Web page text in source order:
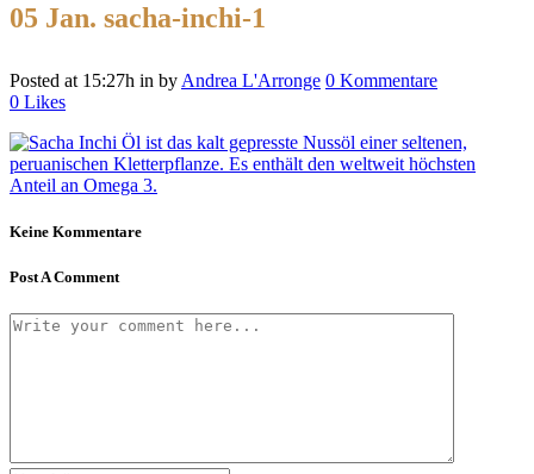
05 Jan. sacha-inchi-1
Posted at 15:27h in by Andrea L'Arronge 0 Kommentare
0 Likes
Keine Kommentare
Post A Comment